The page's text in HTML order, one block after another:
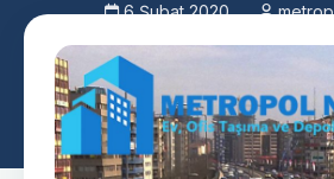
6 Şubat 2020